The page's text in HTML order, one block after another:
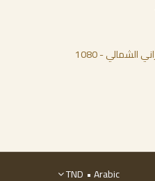
شارع الأرض المركز العمراني الشمالي - 1080
Arabic •
TND